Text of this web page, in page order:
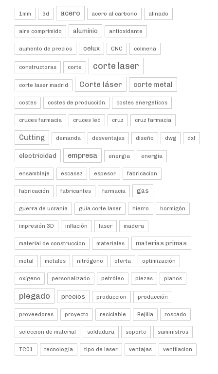
1mm 3d acero acero al carbono afinado
aire comprimido aluminio antioxidante
aumento de precios celux CNC colmena
constructoras corte corte laser
corte laser madrid Corte láser corte metal
costes costes de producción costes energeticos
cruces farmacia cruces led cruz cruz farmacia
Cutting demanda desventajas diseño dwg dxf
electricidad empresa energia energía
ensamblaje escasez espesor fabricacion
fabricación fabricantes farmacia gas
guerra de ucrania guia corte laser hierro hormigón
impresión 3D inflación laser madera
material de construccion materiales materias primas
metal metales nitrógeno oferta optimización
oxígeno personalizado petróleo piezas planos
plegado precios produccion producción
proveedores proyecto reciclable Rejilla roscado
seleccion de material soldadura soporte suministros
TC01 tecnología tipo de laser ventajas ventilacion